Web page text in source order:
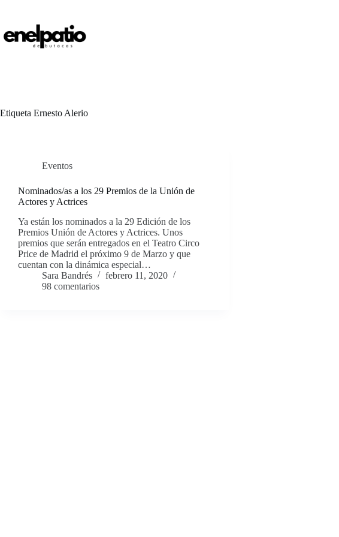
contenido
Etiqueta Ernesto Alerio
Eventos
Nominados/as a los 29 Premios de la Unión de
Actores y Actrices
Ya están los nominados a la 29 Edición de los
Premios Unión de Actores y Actrices. Unos
premios que serán entregados en el Teatro Circo
Price de Madrid el próximo 9 de Marzo y que
cuentan con la dinámica especial…
Sara Bandrés
febrero 11, 2020
98 comentarios